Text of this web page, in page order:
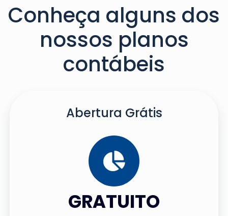
Conheça alguns dos
nossos planos
contábeis
Abertura Grátis
GRATUITO